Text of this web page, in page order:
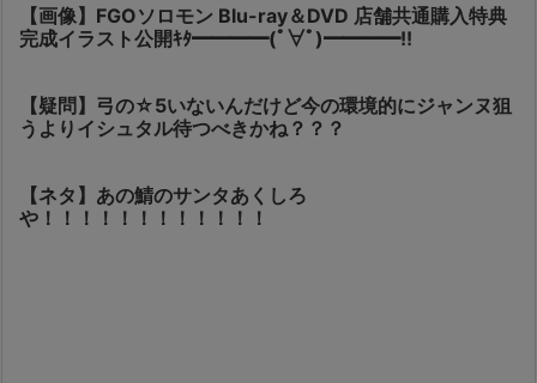
【画像】FGOソロモン Blu-ray＆DVD 店舗共通購入特典
完成イラスト公開ｷﾀ━━━━(ﾟ∀ﾟ)━━━━!!
【疑問】弓の☆5いないんだけど今の環境的にジャンヌ狙
うよりイシュタル待つべきかね？？？
【ネタ】あの鯖のサンタあくしろ
や！！！！！！！！！！！！